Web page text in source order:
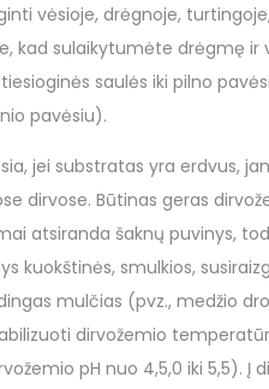
vėsioje, drėgnoje,
kad sulaikytumėte drėgmę
saulės iki pilno
pavėsiu).
jei substratas yra erdvus,
​​dirvose. Būtinas geras
atsiranda šaknų puvinys,
kuokštinės, smulkios,
mulčias (pvz., medžio
dirvožemio
pH nuo 4,5,0 iki 5,5). Į